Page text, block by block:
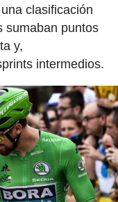
clasificación
sumaban puntos
y,
intermedios.